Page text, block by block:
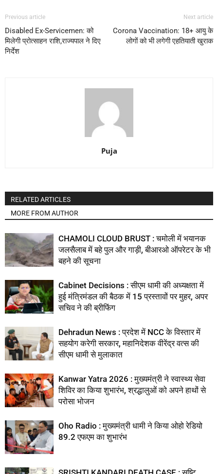
Previous article
Disabled Ex-Servicemen: को
मिलेगी प्रोत्साहन राशि,राज्यपाल ने दिए
निर्देश
Next article
Corona Vaccination: 18+ आयु के
लोगों को भी लगेगी एहतियाती खुराक
Puja
RELATED ARTICLES
MORE FROM AUTHOR
CHAMOLI CLOUD BRUST : चमोली में भयानक
जलसैलाब में बहे पुल और गाड़ी, बीआरओ ऑपरेटर के भी
बहने की सूचना
Cabinet Decisions : सीएम धामी की अध्यक्षता में
हुई मंत्रिमंडल की बैठक में 15 प्रस्तावों पर मुहर, अपर
सचिव ने की ब्रीफिंग
Dehradun News : प्रदेश में NCC के विस्तार में
सहयोग करेगी सरकार, महानिदेशक वीरेंद्र वत्स की
सीएम धामी से मुलाकात
Kanwar Yatra 2026 : मुख्यमंत्री ने स्वास्थ्य सेवा
शिविर का किया शुभारंभ, श्रद्धालुओं को अपने हाथों से
परोसा भोजन
Oho Radio : मुख्यमंत्री धामी ने किया ओहो रेडियो
89.2 एफएम का शुभारंभ